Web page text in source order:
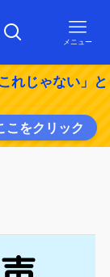
メニュー
れじゃない」と
こをクリック